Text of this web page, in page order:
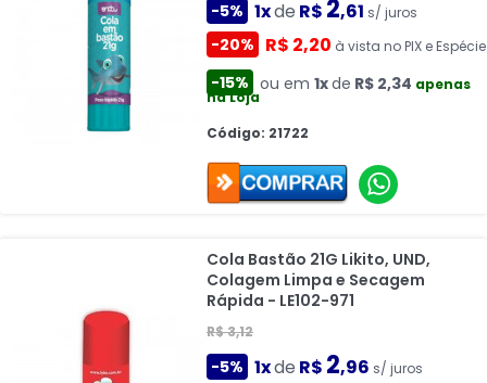
-5% 1xde R$ 2,61 s/ juros
-20% R$ 2,20 à vista no PIX e Espécie
-15% ou em 1xde R$ 2,34 apenas
na Loja
Código: 21722
Cola Bastão 21G Likito, UND,
Colagem Limpa e Secagem
Rápida - LE102-971
R$ 3,12
-5% 1xde R$ 2,96 s/ juros